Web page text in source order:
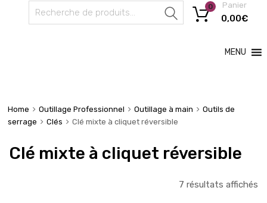
Recherche
Panier
0,00€
0
MENU
Home Outillage Professionnel Outillage à main
Outils de
serrage
Clés Clé mixte à cliquet réversible
Clé mixte à cliquet réversible
7 résultats affichés